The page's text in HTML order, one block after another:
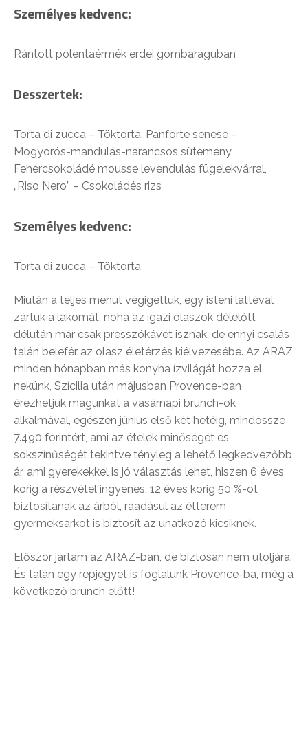
Személyes kedvenc:
Rántott polentaérmék erdei gombaraguban
Desszertek:
Torta di zucca – Töktorta, Panforte senese –
Mogyorós-mandulás-narancsos sütemény,
Fehércsokoládé mousse levendulás fügelekvárral,
„Riso Nero” – Csokoládés rizs
Személyes kedvenc:
Torta di zucca – Töktorta
Miután a teljes menüt végigettük, egy isteni lattéval
zártuk a lakomát, noha az igazi olaszok délelőtt
délután már csak presszókávét isznak, de ennyi csalás
talán belefér az olasz életérzés kiélvezésébe. Az ARAZ
minden hónapban más konyha ízvilágát hozza el
nekünk, Szícilia után májusban Provence-ban
érezhetjük magunkat a vasárnapi brunch-ok
alkalmával, egészen június első két hetéig, mindössze
7.490 forintért, ami az ételek minőségét és
sokszínűségét tekintve tényleg a lehető legkedvezőbb
ár, ami gyerekekkel is jó választás lehet, hiszen 6 éves
korig a részvétel ingyenes, 12 éves korig 50 %-ot
biztosítanak az árból, ráadásul az étterem
gyermeksarkot is biztosít az unatkozó kicsiknek.
Először jártam az ARAZ-ban, de biztosan nem utoljára.
És talán egy repjegyet is foglalunk Provence-ba, még a
következő brunch előtt!